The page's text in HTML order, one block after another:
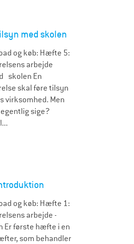
med skolen
og køb: Hæfte 5:
arbejde
skolen En
skal føre tilsyn
virksomhed. Men
sige?
og køb: Hæfte 1:
arbejde -
Er første hæfte i en
som behandler